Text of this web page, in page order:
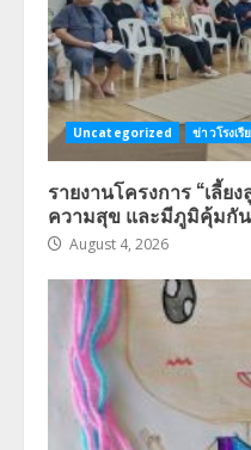
Uncategorized ข่าวโรงเรี
รายงานโครงการ “เลี้ย
ความสุข และมีภูมิคุ้มกัน
August 4, 2026